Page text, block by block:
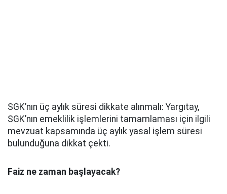
SGK’nın üç aylık süresi dikkate alınmalı: Yargıtay,
SGK’nın emeklilik işlemlerini tamamlaması için ilgili
mevzuat kapsamında üç aylık yasal işlem süresi
bulunduğuna dikkat çekti.
Faiz ne zaman başlayacak?